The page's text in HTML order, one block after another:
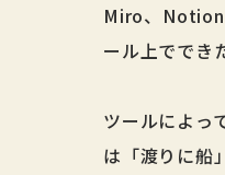
Miro、Notion
ール上ででき
ツールによっ
は「渡りに船